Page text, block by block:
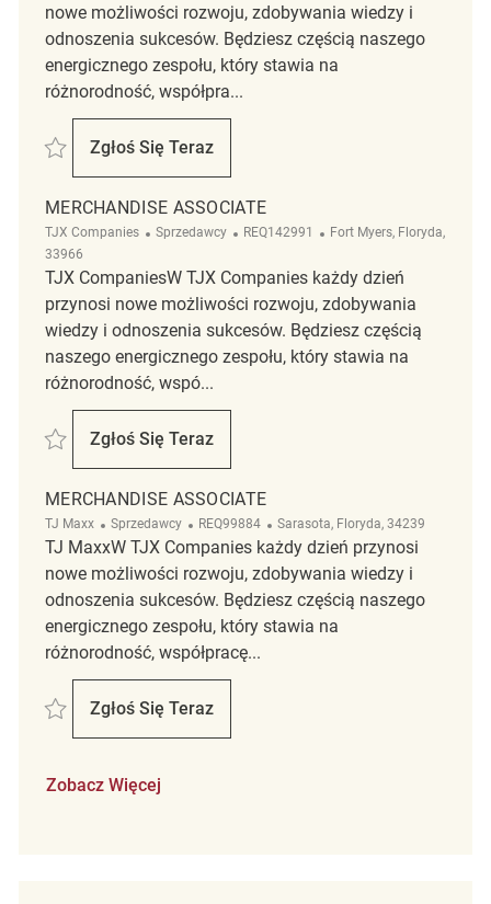
nowe możliwości rozwoju, zdobywania wiedzy i
odnoszenia sukcesów. Będziesz częścią naszego
energicznego zespołu, który stawia na
różnorodność, współpra...
Zapisać Merchandise Associate REQ54316
Zgłoś Się Teraz
Merchandise Associate
MERCHANDISE ASSOCIATE
TJX Companies Kategoria
Sprzedawcy ReqId
REQ142991 Lokalizacja
Fort Myers, Floryda,
33966
TJX CompaniesW TJX Companies każdy dzień
przynosi nowe możliwości rozwoju, zdobywania
wiedzy i odnoszenia sukcesów. Będziesz częścią
naszego energicznego zespołu, który stawia na
różnorodność, wspó...
Zapisać Merchandise Associate REQ142991
Zgłoś Się Teraz
Merchandise Associate
MERCHANDISE ASSOCIATE
TJ Maxx Kategoria
Sprzedawcy ReqId
REQ99884 Lokalizacja
Sarasota, Floryda, 34239
TJ MaxxW TJX Companies każdy dzień przynosi
nowe możliwości rozwoju, zdobywania wiedzy i
odnoszenia sukcesów. Będziesz częścią naszego
energicznego zespołu, który stawia na
różnorodność, współpracę...
Zapisać Merchandise Associate REQ99884
Zgłoś Się Teraz
Merchandise Associate
Zobacz Więcej